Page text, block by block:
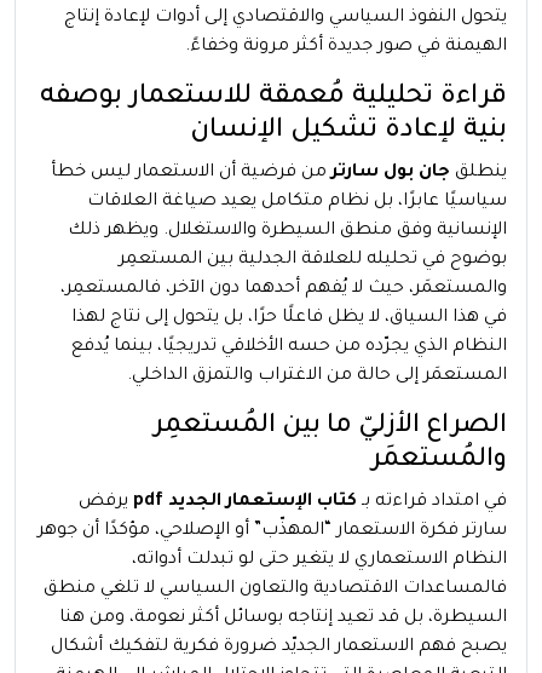
يتحول النفوذ السياسي والاقتصادي إلى أدوات لإعادة إنتاج
الهيمنة في صور جديدة أكثر مرونة وخفاءً.
قراءة تحليلية مُعمقة للاستعمار بوصفه
بنية لإعادة تشكيل الإنسان
ينطلق جان بول سارترمن فرضية أن الاستعمار ليس خطأ
سياسيًا عابرًا، بل نظام متكامل يعيد صياغة العلاقات
الإنسانية وفق منطق السيطرة والاستغلال. ويظهر ذلك
بوضوح في تحليله للعلاقة الجدلية بين المستعمِر
والمستعمَر، حيث لا يُفهم أحدهما دون الآخر، فالمستعمِر،
في هذا السياق، لا يظل فاعلًا حرًا، بل يتحول إلى نتاج لهذا
النظام الذي يجرّده من حسه الأخلاقي تدريجيًا، بينما يُدفع
المستعمَر إلى حالة من الاغتراب والتمزق الداخلي.
الصراع الأزليّ ما بين المُستعمِر
والمُستعمَر
في امتداد قراءته بـ كتاب الإستعمار الجديد pdf
يرفض
سارتر فكرة الاستعمار “المهذّب” أو الإصلاحي، مؤكدًا أن جوهر
النظام الاستعماري لا يتغير حتى لو تبدلت أدواته،
فالمساعدات الاقتصادية والتعاون السياسي لا تلغي منطق
السيطرة، بل قد تعيد إنتاجه بوسائل أكثر نعومة، ومن هنا
يصبح فهم الاستعمار الجديّد ضرورة فكرية لتفكيك أشكال